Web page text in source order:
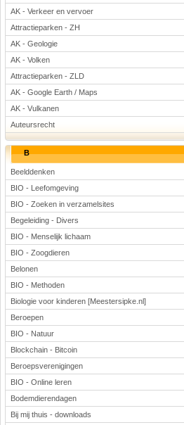
AK - Verkeer en vervoer
Attractieparken - ZH
AK - Geologie
AK - Volken
Attractieparken - ZLD
AK - Google Earth / Maps
AK - Vulkanen
Auteursrecht
B
Beelddenken
BIO - Leefomgeving
BIO - Zoeken in verzamelsites
Begeleiding - Divers
BIO - Menselijk lichaam
BIO - Zoogdieren
Belonen
BIO - Methoden
Biologie voor kinderen [Meestersipke.nl]
Beroepen
BIO - Natuur
Blockchain - Bitcoin
Beroepsverenigingen
BIO - Online leren
Bodemdierendagen
Bij mij thuis - downloads